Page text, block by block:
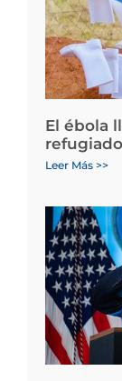
El ébola
Leer Más >>